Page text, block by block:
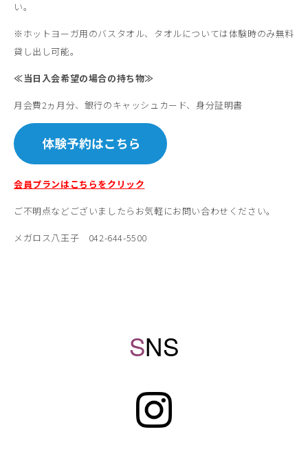
い。
※ホットヨーガ用のバスタオル、タオルについては体験時のみ無料
貸し出し可能。
≪当日入会希望の場合の持ち物≫
月会費2ヵ月分、銀行のキャッシュカード、身分証明書
会員プランはこちらをクリック
ご不明点などございましたらお気軽にお問い合わせください。
メガロス八王子 042-644-5500
SNS